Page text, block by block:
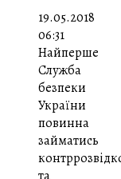
19.05.2018
06:31
Найперше
Служба
безпеки
України
повинна
займатись